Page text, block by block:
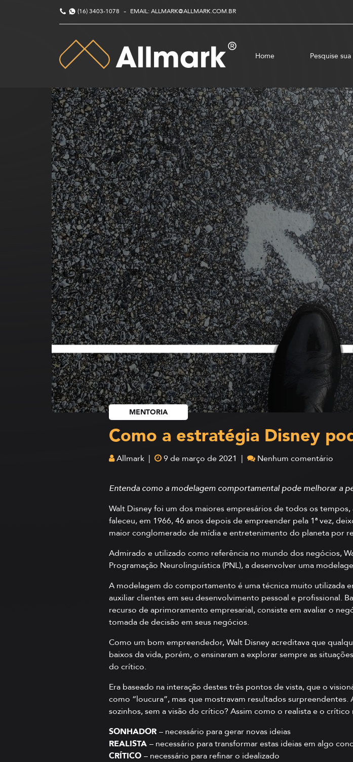
(16) 3403-1078 - EMAIL: ALLMARK@ALLMARK.COM.BR
Home Pesquise
MENTORIA
Como a estratégia Disney
Allmark | 9 de março de 2021 | Nenhum comentário
Entenda como a modelagem comportamental pode melhorar a
Walt Disney foi um dos maiores empresários de todos os
faleceu, em 1966, 46 anos depois de empreender pela 1ª vez,
maior conglomerado de mídia e entretenimento do planeta por
Admirado e utilizado como referência no mundo dos negócios,
Programação Neurolinguística (PNL), a desenvolver uma
A modelagem do comportamento é uma técnica muito utilizada
auxiliar clientes em seu desenvolvimento pessoal e profissional.
recurso de aprimoramento empresarial, consiste em avaliar o
tomada de decisão em seus negócios.
Como um bom empreendedor, Walt Disney acreditava que
baixos da vida, porém, o ensinaram a explorar sempre as
do crítico.
Era baseado na interação destes três pontos de vista, que o
como “loucura”, mas que mostravam resultados
sozinhos, sem a visão do crítico? Assim como o realista e o
SONHADOR – necessário para gerar novas ideias
REALISTA – necessário para transformar estas ideias em algo
CRÍTICO – necessário para refinar o idealizado